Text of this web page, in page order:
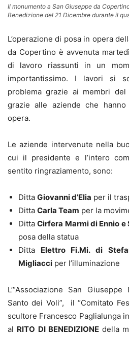
Il monumento a San Giuseppe da
Benedizione del 21 Dicembre durante il
L’operazione di posa in opera
da Copertino è avvenuta
di lavoro riassunti in un
importantissimo. I lavori si
problema grazie ai membri
grazie alle aziende che
opera.
Le aziende intervenute nella
cui il presidente e l’intero
sentito ringraziamento, sono:
Ditta Giovanni d’Elia per il
Ditta Carla Team per la
DittaCirfera Marmi di Ennio
posa della statua
Ditta Elettro Fi.Mi. di
Migliacci per l’illuminazione
L’“Associazione San
Santo dei Voli”, il “Comitato
scultore Francesco Paglialunga
al RITO DI BENEDIZIONEdella